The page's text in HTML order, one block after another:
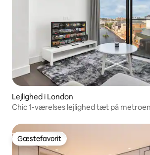
Lejlighed i London
Chic 1-værelses lejlighed tæt på
Gæstefavorit
Gæstefavorit